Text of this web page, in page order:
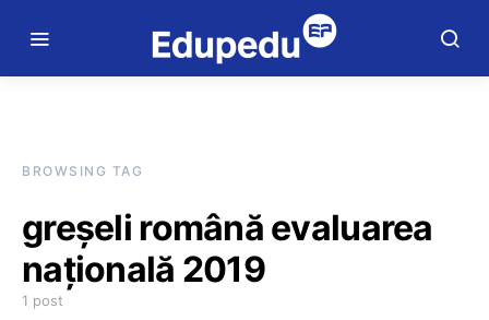
BROWSING TAG
greșeli română evaluarea
națională 2019
1 post